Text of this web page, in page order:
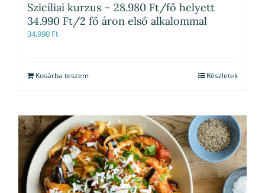
Szicíliai kurzus – 28.980 Ft/fő helyett
34.990 Ft/2 fő áron első alkalommal
34,990 Ft
Kosárba teszem Részletek